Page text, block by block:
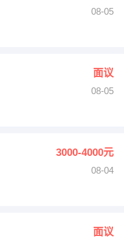
08-05
面议
08-05
3000-4000元
08-04
面议